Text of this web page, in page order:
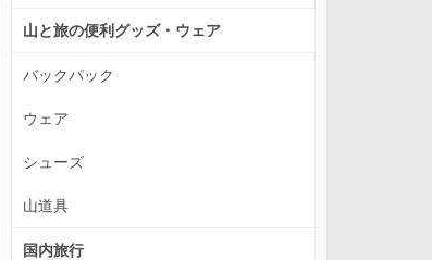
山と旅の便利グッズ・ウェア
バックパック
ウェア
シューズ
山道具
国内旅行